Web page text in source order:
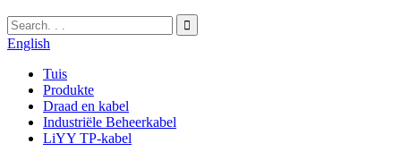
English
Tuis
Produkte
Draad en kabel
Industriële Beheerkabel
LiYY TP-kabel